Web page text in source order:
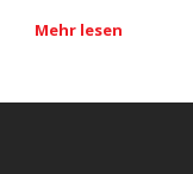
Mehr lesen